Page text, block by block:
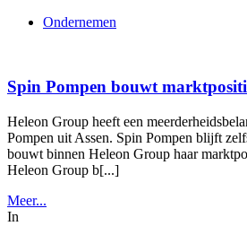
Ondernemen
Spin Pompen bouwt
Heleon Group heeft een
Pompen uit Assen. Spin Pompen blijft
bouwt binnen Heleon Group haar
Heleon Group b[...]
Meer...
In